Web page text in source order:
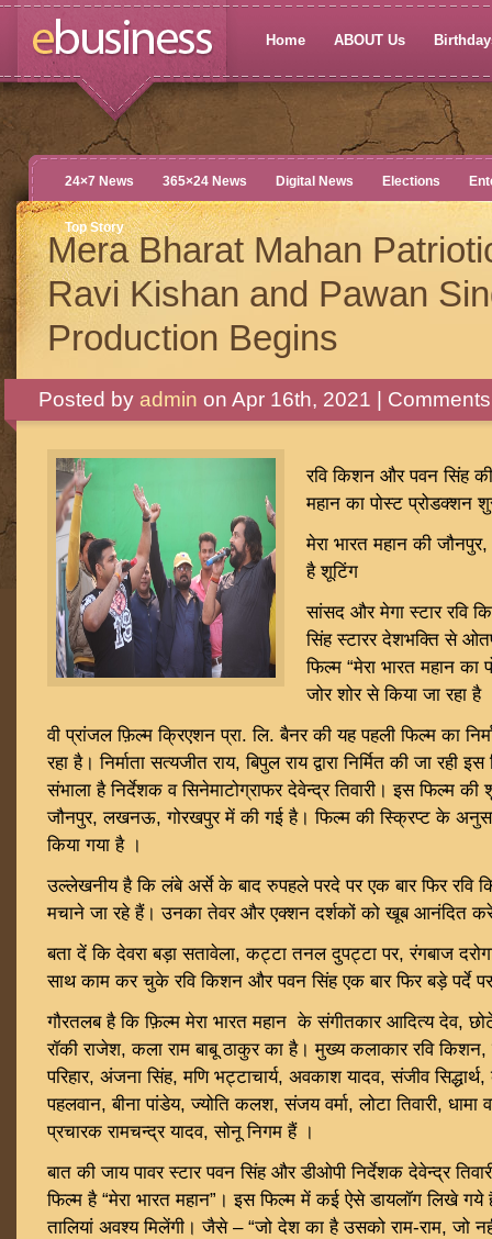
Home ABOUT Us
24×7 News 365×24 News Digital News Elections
Top Story
Mera Bharat Mahan
Ravi Kishan and Pawan
Production Begins
Posted by admin on Apr 16th, 2021 |
रवि किशन और पवन सिंह
महान का पोस्ट प्रोडक्शन
मेरा भारत महान की
है शूटिंग
सांसद और मेगा स्टार रवि
सिंह स्टारर देशभक्ति से
फिल्म “मेरा भारत महान का
जोर शोर से किया जा रहा है
वी प्रांजल फ़िल्म क्रिएशन प्रा. लि. बैनर की यह पहली फिल्म का
रहा है। निर्माता सत्यजीत राय, बिपुल राय द्वारा निर्मित की जा रही
संभाला है निर्देशक व सिनेमाटोग्राफर देवेन्द्र तिवारी। इस फिल्म
जौनपुर, लखनऊ, गोरखपुर में की गई है। फिल्म की स्क्रिप्ट के
किया गया है ।
उल्लेखनीय है कि लंबे अर्से के बाद रुपहले परदे पर एक बार फिर रवि
मचाने जा रहे हैं। उनका तेवर और एक्शन दर्शकों को खूब आनंदित
बता दें कि देवरा बड़ा सतावेला, कट्टा तनल दुपट्टा पर, रंगबाज
साथ काम कर चुके रवि किशन और पवन सिंह एक बार फिर बड़े पर्दे
गौरतलब है कि फ़िल्म मेरा भारत महान के संगीतकार आदित्य देव, छोटे
रॉकी राजेश, कला राम बाबू ठाकुर का है। मुख्य कलाकार रवि किशन,
परिहार, अंजना सिंह, मणि भट्टाचार्य, अवकाश यादव, संजीव
पहलवान, बीना पांडेय, ज्योति कलश, संजय वर्मा, लोटा तिवारी, धामा
प्रचारक रामचन्द्र यादव, सोनू निगम हैं ।
बात की जाय पावर स्टार पवन सिंह और डीओपी निर्देशक देवेन्द्र
फिल्म है “मेरा भारत महान”। इस फिल्म में कई ऐसे डायलॉग लिखे गये
तालियां अवश्य मिलेंगी। जैसे – “जो देश का है उसको राम-राम, जो